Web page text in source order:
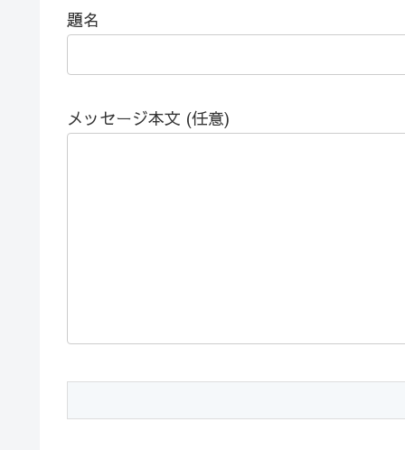
題名
メッセージ本文 (任意)